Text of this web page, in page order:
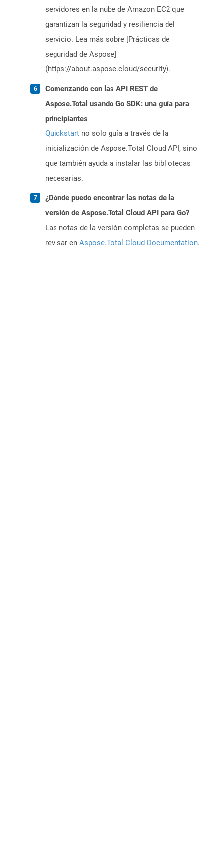
servidores en la nube de Amazon EC2 que
garantizan la seguridad y resiliencia del
servicio. Lea más sobre [Prácticas de
seguridad de Aspose]
(https://about.aspose.cloud/security).
Comenzando con las API REST de
Aspose.Total usando Go SDK: una guía para
principiantes
Quickstart no solo guía a través de la
inicialización de Aspose.Total Cloud API, sino
que también ayuda a instalar las bibliotecas
necesarias.
¿Dónde puedo encontrar las notas de la
versión de Aspose.Total Cloud API para Go?
Las notas de la versión completas se pueden
revisar en Aspose.Total Cloud Documentation.